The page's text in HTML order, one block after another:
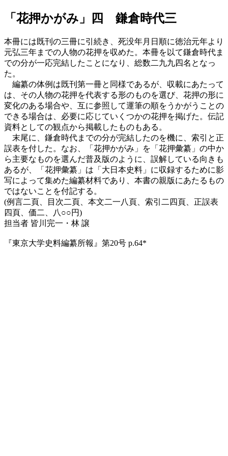
「花押かがみ」四 鎌倉時代三
本冊には既刊の三冊に引続き、死没年月日順に徳治元年より
元弘三年までの人物の花押を収めた。本冊を以て鎌倉時代ま
での分が一応完結したことになり、総数二九九四名となっ
た。
編纂の体例は既刊第一冊と同様であるが、収載にあたって
は、その人物の花押を代表する形のものを選び、花押の形に
変化のある場合や、互に参照して運筆の順をうかがうことの
できる場合は、必要に応じていくつかの花押を掲げた。伝記
資料としての観点から掲載したものもある。
末尾に、鎌倉時代までの分が完結したのを機に、索引と正
誤表を付した。なお、「花押かがみ」を「花押彙纂」の中か
ら主要なものを選んだ普及版のように、誤解している向きも
あるが、「花押彙纂」は「大日本史料」に収録するために影
写によって集めた編纂材料であり、本書の親版にあたるもの
ではないことを付記する。
(例言二頁、目次二頁、本文二一八頁、索引二四頁、正誤表
四頁、価二、八○○円)
担当者 皆川完一・林 譲
『東京大学史料編纂所報』第20号 p.64*